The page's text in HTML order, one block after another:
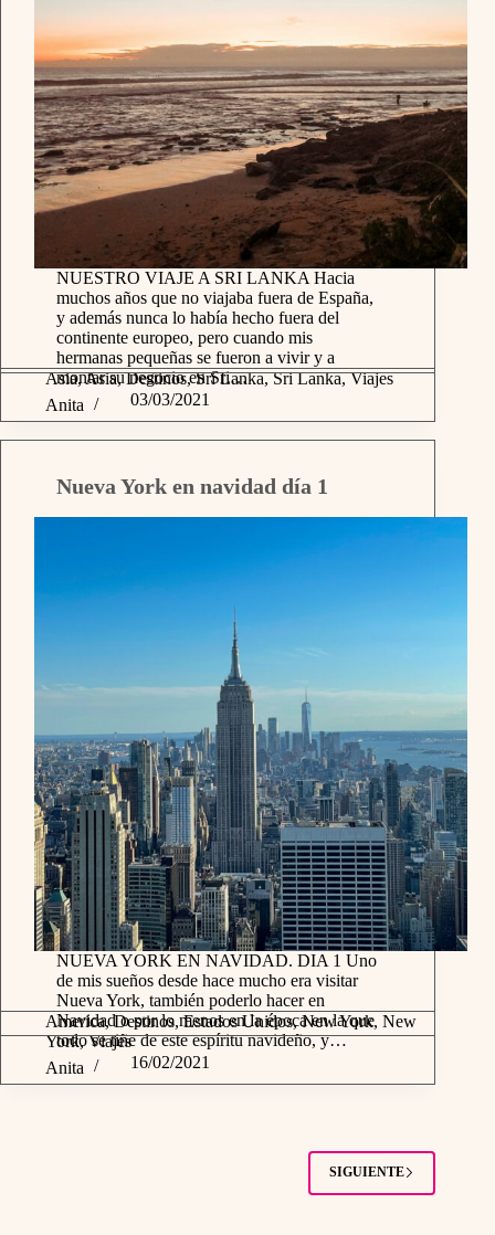
Asia,Asia,Destinos,Sri Lanka,Sri Lanka,Viajes
NUESTRO VIAJE A SRI LANKA Hacia
muchos años que no viajaba fuera de España,
y además nunca lo había hecho fuera del
continente europeo, pero cuando mis
hermanas pequeñas se fueron a vivir y a
montar su negocio en Sri…
Anita
03/03/2021
America,Destinos,Estados Unidos,New York, New
York,Viajes
Nueva York en navidad día 1
NUEVA YORK EN NAVIDAD. DIA 1 Uno
de mis sueños desde hace mucho era visitar
Nueva York, también poderlo hacer en
Navidad o por lo menos en la época en la que
todo se tiñe de este espíritu navideño, y…
Anita
16/02/2021
SIGUIENTE